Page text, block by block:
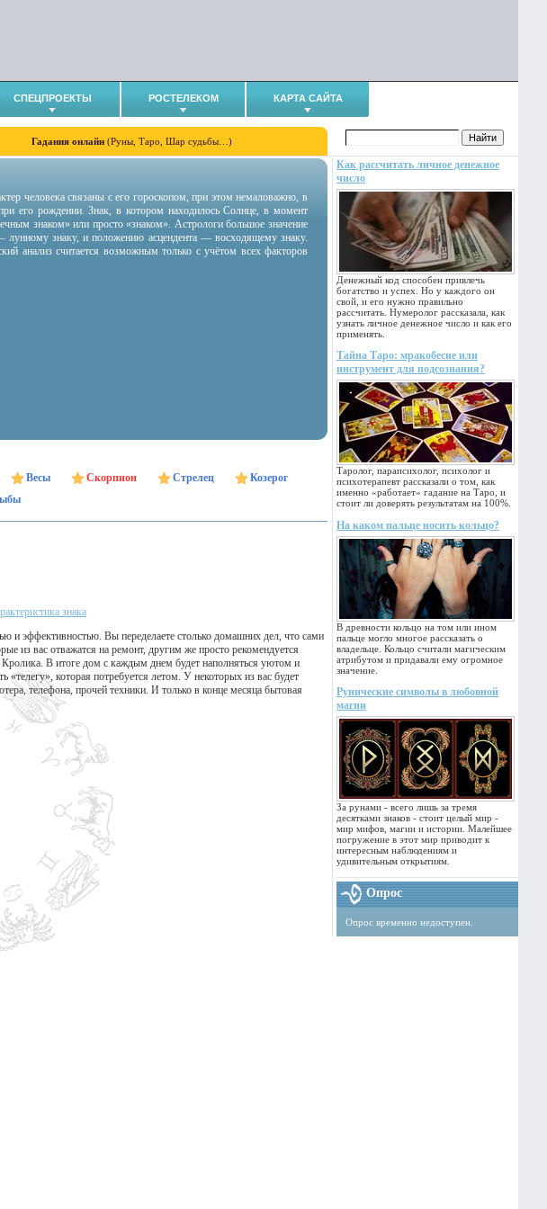
СПЕЦПРОЕКТЫ РОСТЕЛЕКОМ КАРТА САЙТА
Гадания онлайн (Руны, Таро, Шар судьбы…)
Как рассчитать личное денежное
число
Денежный код способен привлечь
богатство и успех. Но у каждого он
свой, и его нужно правильно
рассчитать. Нумеролог рассказала, как
узнать личное денежное число и как его
применять.
Тайна Таро: мракобесие или
инструмент для подсознания?
Таролог, парапсихолог, психолог и
психотерапевт рассказали о том, как
именно «работает» гадание на Таро, и
стоит ли доверять результатам на 100%.
На каком пальце носить кольцо?
В древности кольцо на том или ином
пальце могло многое рассказать о
владельце. Кольцо считали магическим
атрибутом и придавали ему огромное
значение.
Рунические символы в любовной
магии
За рунами - всего лишь за тремя
десятками знаков - стоит целый мир -
мир мифов, магии и истории. Малейшее
погружение в этот мир приводит к
интересным наблюдениям и
удивительным открытиям.
Опрос
Опрос временно недоступен.
человека связаны с его гороскопом, при этом немаловажно, в
его рождении. Знак, в котором находилось Солнце, в момент
знаком» или просто «знаком». Астрологи большое значение
знаку, и положению асцендента — восходящему знаку.
анализ считается возможным только с учётом всех факторов
Весы Скорпион Стрелец
Козерог
знака
и эффективностью. Вы переделаете столько домашних дел, что сами
из вас отважатся на ремонт, другим же просто рекомендуется
В итоге дом с каждым днем будет наполняться уютом и
которая потребуется летом. У некоторых из вас будет
телефона, прочей техники. И только в конце месяца бытовая